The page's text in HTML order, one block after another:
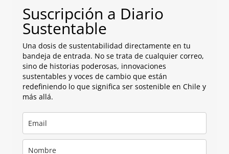
Suscripción a Diario
Sustentable
Una dosis de sustentabilidad directamente en tu
bandeja de entrada. No se trata de cualquier correo,
sino de historias poderosas, innovaciones
sustentables y voces de cambio que están
redefiniendo lo que significa ser sostenible en Chile y
más allá.